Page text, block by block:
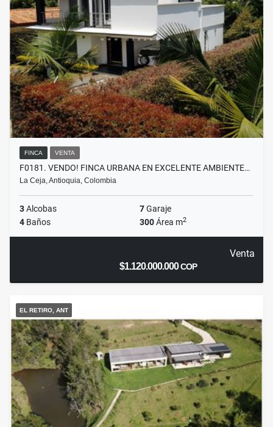
FINCA VENTA
F0181. VENDO! FINCA URBANA EN EXCELENTE AMBIENTE…
La Ceja, Antioquia, Colombia
3Alcobas 7Garaje
4 Baños 300Área m2
Venta
$1.120.000.000COP
EL RETIRO, ANT